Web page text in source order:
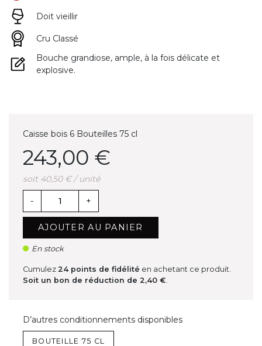
Doit vieillir
Cru Classé
Bouche grandiose, ample, à la fois délicate et
explosive.
Caisse bois 6 Bouteilles 75 cl
243,00 €
soit 40,50 € / unité
- +
AJOUTER AU PANIER
En stock
Cumulez 24points de fidélité en achetant ce produit.
Soit un bon de réduction de 2,40 €
D’autres conditionnements disponibles
BOUTEILLE 75 CL